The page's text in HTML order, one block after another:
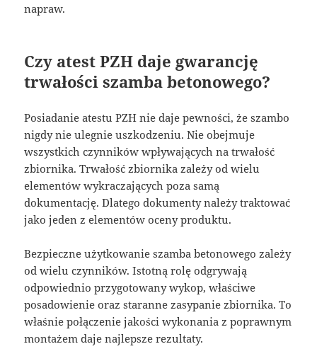
napraw.
Czy atest PZH daje gwarancję
trwałości szamba betonowego?
Posiadanie atestu PZH nie daje pewności, że szambo
nigdy nie ulegnie uszkodzeniu. Nie obejmuje
wszystkich czynników wpływających na trwałość
zbiornika. Trwałość zbiornika zależy od wielu
elementów wykraczających poza samą
dokumentację. Dlatego dokumenty należy traktować
jako jeden z elementów oceny produktu.
Bezpieczne użytkowanie szamba betonowego zależy
od wielu czynników. Istotną rolę odgrywają
odpowiednio przygotowany wykop, właściwe
posadowienie oraz staranne zasypanie zbiornika. To
właśnie połączenie jakości wykonania z poprawnym
montażem daje najlepsze rezultaty.